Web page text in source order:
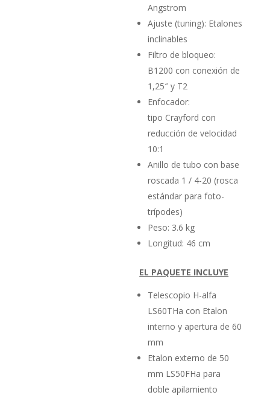
Angstrom
Ajuste (tuning): Etalones
inclinables
Filtro de bloqueo:
B1200 con conexión de
1,25″ y T2
Enfocador:
tipo Crayford con
reducción de velocidad
10:1
Anillo de tubo con base
roscada 1 / 4-20 (rosca
estándar para foto-
trípodes)
Peso: 3.6 kg
Longitud: 46 cm
EL PAQUETE INCLUYE
Telescopio H-alfa
LS60THa con Etalon
interno y apertura de 60
mm
Etalon externo de 50
mm LS50FHa para
doble apilamiento